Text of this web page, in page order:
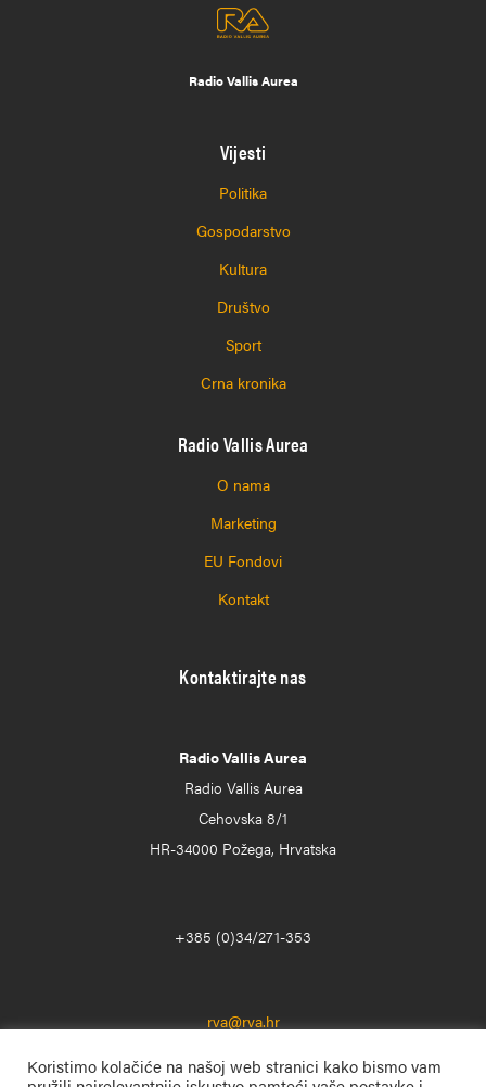
Radio Vallis Aurea
Vijesti
Politika
Gospodarstvo
Kultura
Društvo
Sport
Crna kronika
Radio Vallis Aurea
O nama
Marketing
EU Fondovi
Kontakt
Kontaktirajte nas
Radio Vallis Aurea
Radio Vallis Aurea
Cehovska 8/1
HR-34000 Požega, Hrvatska
+385 (0)34/271-353
rva@rva.hr
Koristimo kolačiće na našoj web stranici kako bismo vam